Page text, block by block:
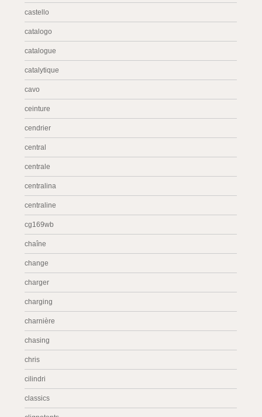
castello
catalogo
catalogue
catalytique
cavo
ceinture
cendrier
central
centrale
centralina
centraline
cg169wb
chaîne
change
charger
charging
charnière
chasing
chris
cilindri
classics